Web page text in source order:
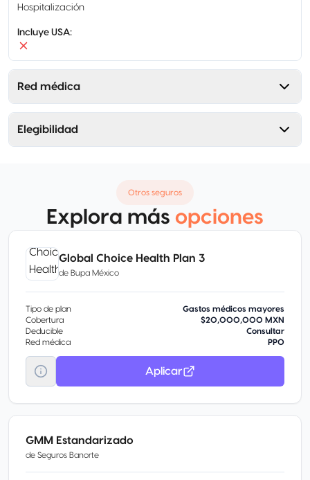
Hospitalización
Incluye USA:
Red médica
Elegibilidad
Otros seguros
Explora más opciones
Global Choice Health Plan 3
de Bupa México
Tipo de plan
Gastos médicos mayores
Cobertura
$20,000,000 MXN
Deducible
Consultar
Red médica
PPO
Aplicar
GMM Estandarizado
de Seguros Banorte